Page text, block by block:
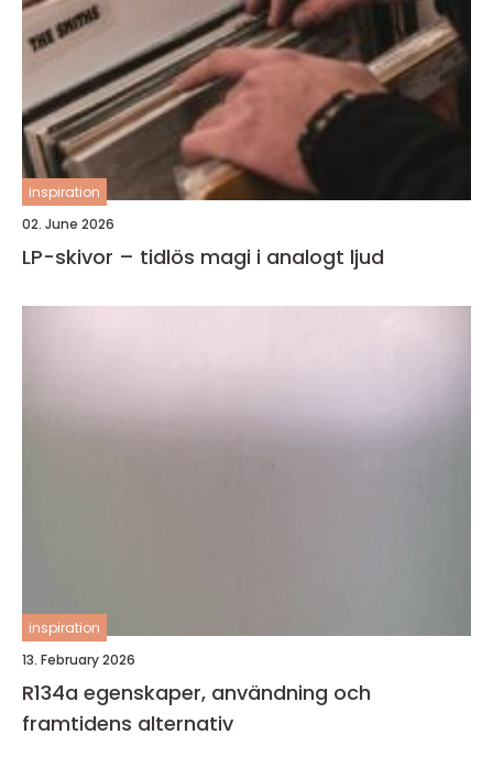
inspiration
02. June 2026
LP-skivor – tidlös magi i analogt ljud
inspiration
13. February 2026
R134a egenskaper, användning och
framtidens alternativ